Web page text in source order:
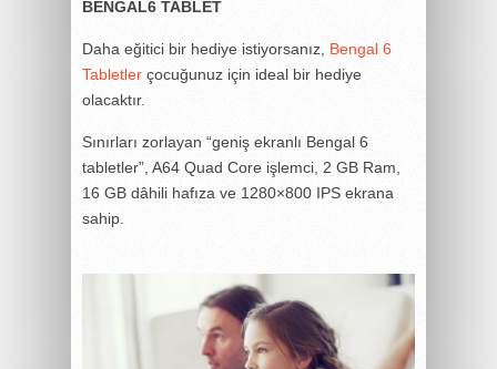
BENGAL6 TABLET
Daha eğitici bir hediye istiyorsanız, Bengal 6
Tabletler çocuğunuz için ideal bir hediye
olacaktır.
Sınırları zorlayan “geniş ekranlı Bengal 6
tabletler”, A64 Quad Core işlemci, 2 GB Ram,
16 GB dâhili hafıza ve 1280×800 IPS ekrana
sahip.